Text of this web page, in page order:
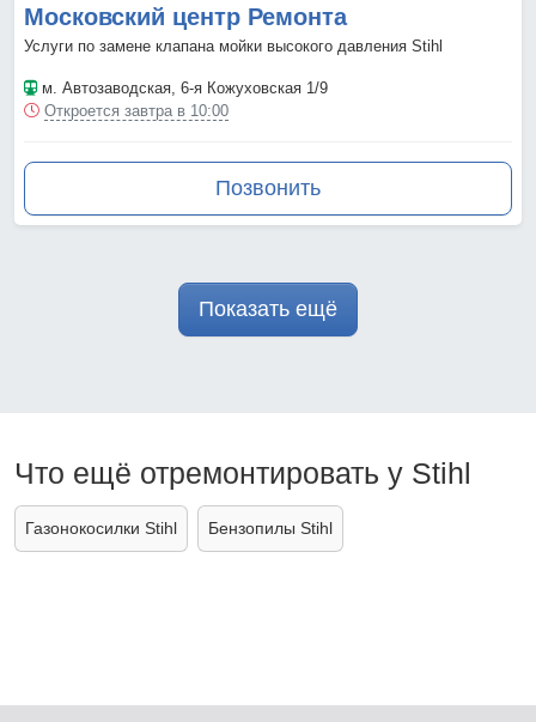
Московский центр Ремонта
Услуги по замене клапана мойки высокого давления Stihl
м. Автозаводская, 6-я Кожуховская 1/9
Откроется завтра в 10:00
Позвонить
Показать ещё
Что ещё отремонтировать у Stihl
Газонокосилки Stihl Бензопилы Stihl